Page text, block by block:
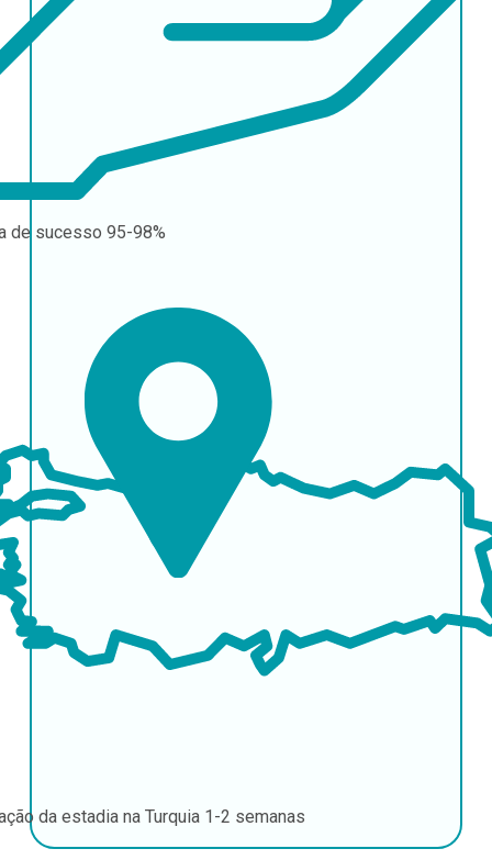
de sucesso 95-98%
da estadia na Turquia 1-2 semanas